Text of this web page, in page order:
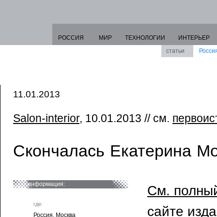
РОССИЯ МИР ТЕХНОЛОГИИ
ИНТЕРЬЕР
статьи
11.01.2013
Salon-interior, 10.01.2013 // см.
Скончалась Екатерина
информация:
где:
Россия. Москва
См.
сайте